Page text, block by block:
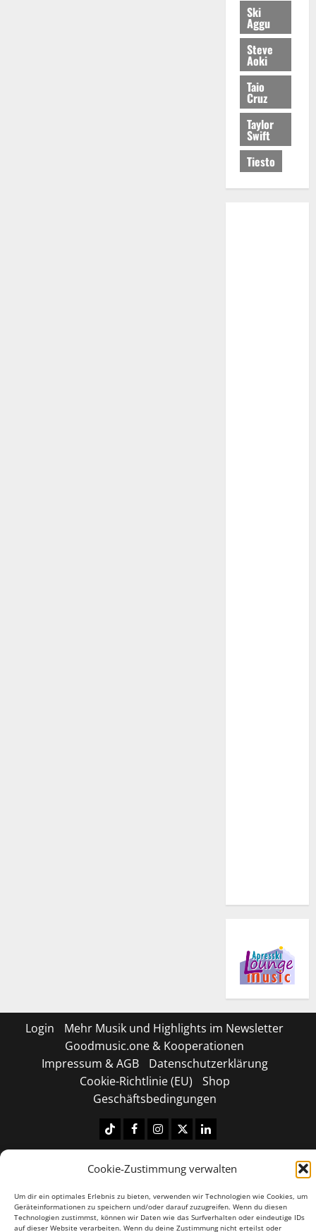
Cookie-Zustimmung verwalten
Um dir ein optimales Erlebnis zu bieten, verwenden wir Technologien wie Cookies, um
Geräteinformationen zu speichern und/oder darauf zuzugreifen. Wenn du diesen
Technologien zustimmst, können wir Daten wie das Surfverhalten oder eindeutige IDs
auf dieser Website verarbeiten. Wenn du deine Zustimmung nicht erteilst oder
Ski
Aggu
Steve
Aoki
Taio
Cruz
Taylor
Swift
Tiesto
Login
Mehr Musik und Highlights im Newsletter
Goodmusic.one & Kooperationen
Impressum & AGB
Datenschutzerklärung
Cookie-Richtlinie (EU)
Shop
Geschäftsbedingungen
TiktokFacebook
Instagram
X LinkedIN
Copyright © 2026 All rights reserved.|MoreNews
by